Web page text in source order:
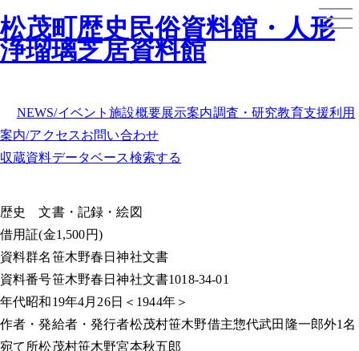
松茂町歴史民俗資料館・人形
浄瑠璃芝居資料館
NEWS/イベント施設概要展示案内調査・研究教育支援利用
案内/アクセスお問い合わせ
収蔵資料データベース検索する
歴史
文書・記録・絵図
借用証(金1,500円)
資料群名笹木野春日神社文書
資料番号笹木野春日神社文書1018-34-01
年代昭和19年4月26日＜1944年＞
作者・発給者・発行者松茂村笹木野借主惣代武田隆一郎外1名
宛て所松茂村笹木野宮本秋五郎